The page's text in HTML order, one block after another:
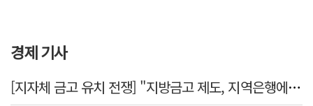
경제 기사
[지자체 금고 유치 전쟁] "지방금고 제도, 지역은행에 불리"